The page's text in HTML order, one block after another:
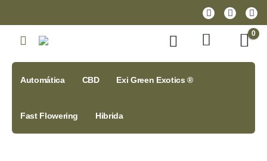
0
Automática CBD Exi Green Exotics ®
Fast Flowering Hibrida